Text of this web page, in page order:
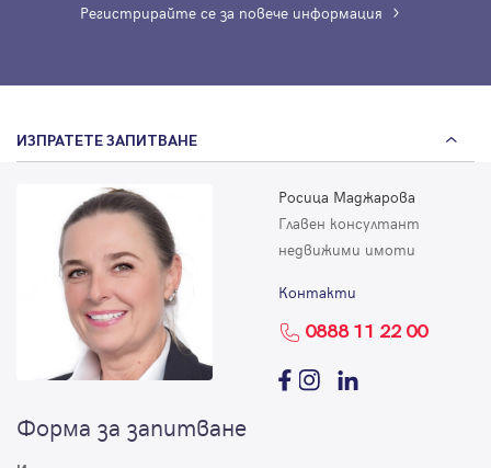
Регистрирайте се за повече информация
ИЗПРАТЕТЕ ЗАПИТВАНЕ
Росица Маджарова
Главен консултант
недвижими имоти
Контакти
0888 11 22 00
Форма за запитване